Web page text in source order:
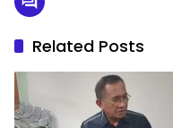
Related Posts